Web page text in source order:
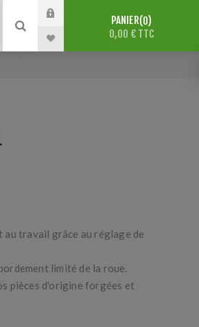
PANIER 0
0,00 € TTC
au travail grâce au réglage de
limité de la roue.
pièces d'origine forgées et